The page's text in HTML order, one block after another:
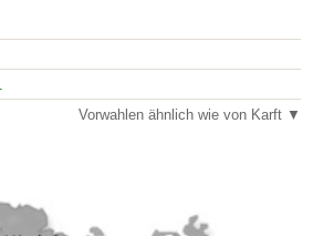
Vorwahlen ähnlich wie von Karft ▼